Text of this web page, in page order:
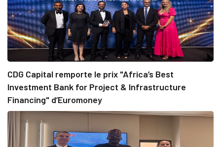
CDG Capital remporte le prix "Africa’s Best
Investment Bank for Project & Infrastructure
Financing" d’Euromoney